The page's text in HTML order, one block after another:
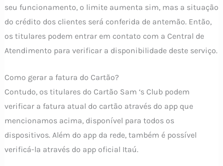
seu funcionamento, o limite aumenta sim, mas a situação
do crédito dos clientes será conferida de antemão. Então,
os titulares podem entrar em contato com a Central de
Atendimento para verificar a disponibilidade deste serviço.
Como gerar a fatura do Cartão?
Contudo, os titulares do Cartão Sam ‘s Club podem
verificar a fatura atual do cartão através do app que
mencionamos acima, disponível para todos os
dispositivos. Além do app da rede, também é possível
verificá-la através do app oficial Itaú.